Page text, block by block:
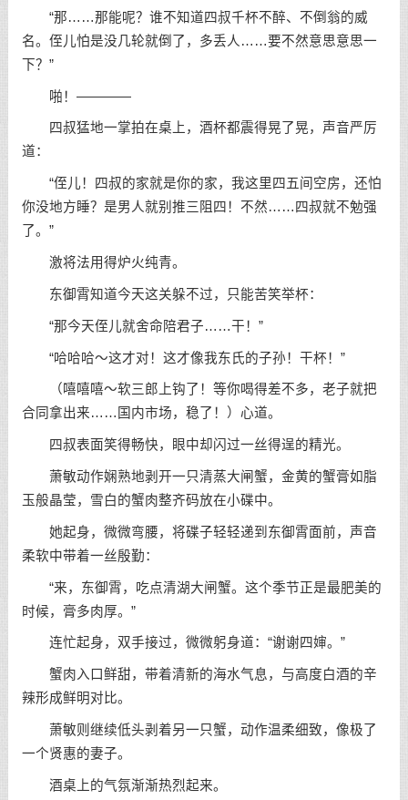
“那……那能呢？谁不知道四叔千杯不醉、不倒翁的威
名。侄儿怕是没几轮就倒了，多丢人……要不然意思意思一
下？”
啪！————
四叔猛地一掌拍在桌上，酒杯都震得晃了晃，声音严厉
道：
“侄儿！四叔的家就是你的家，我这里四五间空房，还怕
你没地方睡？是男人就别推三阻四！不然……四叔就不勉强
了。”
激将法用得炉火纯青。
东御霄知道今天这关躲不过，只能苦笑举杯：
“那今天侄儿就舍命陪君子……干！”
“哈哈哈～这才对！这才像我东氏的子孙！干杯！”
（嘻嘻嘻～软三郎上钩了！等你喝得差不多，老子就把
合同拿出来……国内市场，稳了！）心道。
四叔表面笑得畅快，眼中却闪过一丝得逞的精光。
萧敏动作娴熟地剥开一只清蒸大闸蟹，金黄的蟹膏如脂
玉般晶莹，雪白的蟹肉整齐码放在小碟中。
她起身，微微弯腰，将碟子轻轻递到东御霄面前，声音
柔软中带着一丝殷勤：
“来，东御霄，吃点清湖大闸蟹。这个季节正是最肥美的
时候，膏多肉厚。”
连忙起身，双手接过，微微躬身道：“谢谢四婶。”
蟹肉入口鲜甜，带着清新的海水气息，与高度白酒的辛
辣形成鲜明对比。
萧敏则继续低头剥着另一只蟹，动作温柔细致，像极了
一个贤惠的妻子。
酒桌上的气氛渐渐热烈起来。